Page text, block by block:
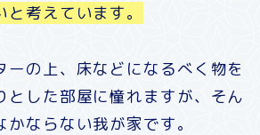
考えています。
ーの上、床などになるべく物を
とした部屋に憧れますが、そん
ならない我が家です。